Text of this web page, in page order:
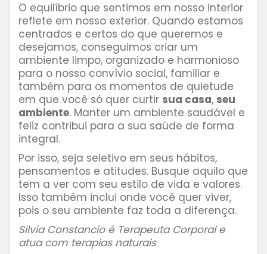
O equilíbrio que sentimos em nosso interior
reflete em nosso exterior. Quando estamos
centrados e certos do que queremos e
desejamos, conseguimos criar um
ambiente limpo, organizado e harmonioso
para o nosso convívio social, familiar e
também para os momentos de quietude
em que você só quer curtir sua casa, seu
ambiente. Manter um ambiente saudável e
feliz contribui para a sua saúde de forma
integral.
Por isso, seja seletivo em seus hábitos,
pensamentos e atitudes. Busque aquilo que
tem a ver com seu estilo de vida e valores.
Isso também inclui onde você quer viver,
pois o seu ambiente faz toda a diferença.
Silvia Constancio é Terapeuta Corporal e
atua com terapias naturais